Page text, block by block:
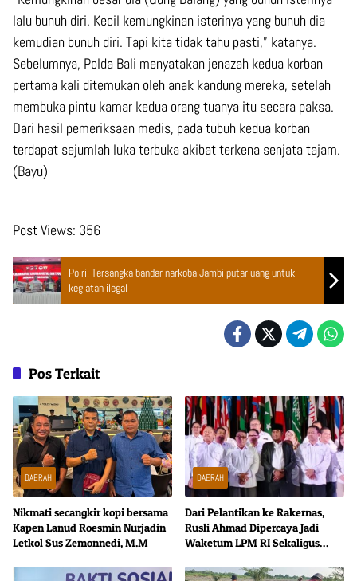
lalu bunuh diri. Kecil kemungkinan isterinya yang bunuh dia
kemudian bunuh diri. Tapi kita tidak tahu pasti,” katanya.
Sebelumnya, Polda Bali menyatakan jenazah kedua korban
pertama kali ditemukan oleh anak kandung mereka, setelah
membuka pintu kamar kedua orang tuanya itu secara paksa.
Dari hasil pemeriksaan medis, pada tubuh kedua korban
terdapat sejumlah luka terbuka akibat terkena senjata tajam.
(Bayu)
Post Views: 356
Polri: Tersangka bandar narkoba Jambi putar uang untuk
kegiatan ilegal
Pos Terkait
DAERAH
Nikmati secangkir kopi bersama
Kapen Lanud Roesmin Nurjadin
Letkol Sus Zemonnedi, M.M
DAERAH
Dari Pelantikan ke Rakernas,
Rusli Ahmad Dipercaya Jadi
Waketum LPM RI Sekaligus